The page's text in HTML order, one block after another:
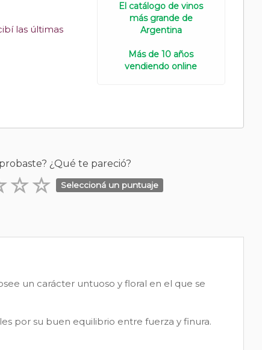
las últimas
El catálogo de vinos
más grande de
Argentina
Más de 10 años
vendiendo online
¿Qué te pareció?
Seleccioná un puntuaje
un carácter untuoso y floral en el que se
por su buen equilibrio entre fuerza y finura.